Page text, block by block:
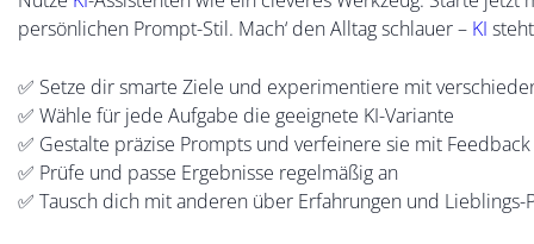
persönlichen Prompt-Stil. Mach‘ den Alltag schlauer – KI
✅ Setze dir smarte Ziele und experimentiere mit
✅ Wähle für jede Aufgabe die geeignete KI-Variante
✅ Gestalte präzise Prompts und verfeinere sie mit Feedback
✅ Prüfe und passe Ergebnisse regelmäßig an
✅ Tausch dich mit anderen über Erfahrungen und Lieblings-